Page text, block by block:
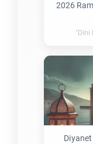
2026
"Dini